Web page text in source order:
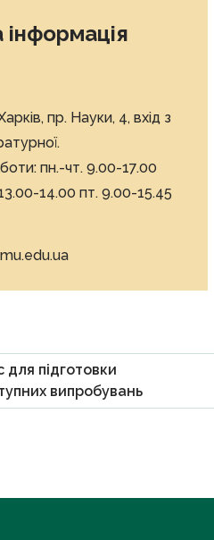
інформація
пр. Науки, 4, вхід з
пн.-чт. 9.00-17.00
14.00 пт. 9.00-15.45
підготовки
випробувань